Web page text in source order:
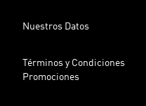
Nuestros Datos
Términos y Condiciones
Promociones